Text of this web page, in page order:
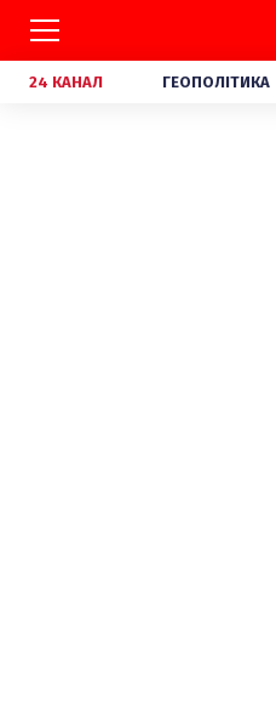
24 КАНАЛ ГЕОПОЛІТИКА